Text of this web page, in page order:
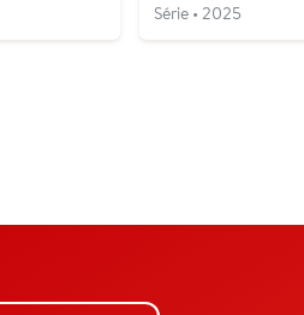
Série • 2025